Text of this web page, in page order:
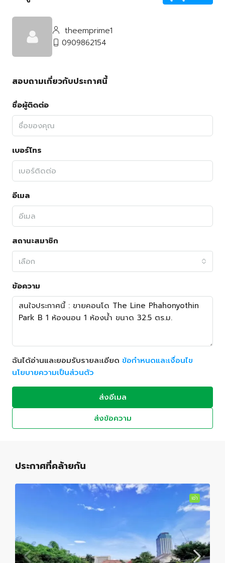
theemprime1
0909862154
สอบถามเกี่ยวกับประกาศนี้
ชื่อผู้ติดต่อ
เบอร์โทร
อีเมล
สถานะสมาชิก
เลือก
ข้อความ
ฉันได้อ่านและยอมรับรายละเอียด ข้อกำหนดและเงื่อนไข
นโยบายความเป็นส่วนตัว
ส่งอีเมล
ส่งข้อความ
ประกาศที่คล้ายกัน
เช่า